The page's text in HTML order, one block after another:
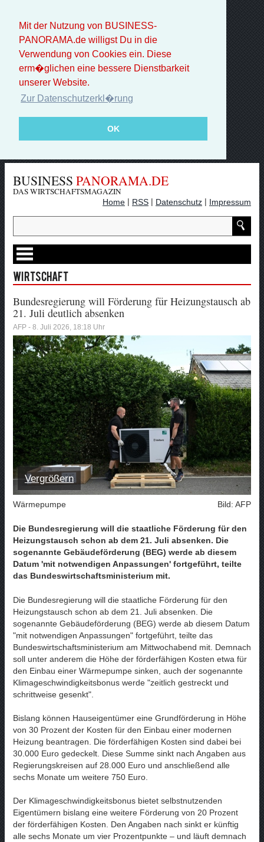
Mit der Nutzung von BUSINESS-
PANORAMA.de willigst Du in die
Verwendung von Cookies ein. Diese
erm�glichen eine bessere Dienstbarkeit
unserer Website.
Zur Datenschutzerkl�rung
OK
BUSINESS PANORAMA.DE
DAS WIRTSCHAFTSMAGAZIN
Home | RSS | Datenschutz | Impressum
Wirtschaft
Bundesregierung will Förderung für Heizungstausch ab
21. Juli deutlich absenken
AFP - 8. Juli 2026, 18:18 Uhr
Vergrößern
Wärmepumpe Bild: AFP
Die Bundesregierung will die staatliche Förderung für den
Heizungstausch schon ab dem 21. Juli absenken. Die
sogenannte Gebäudeförderung (BEG) werde ab diesem
Datum 'mit notwendigen Anpassungen' fortgeführt, teilte
das Bundeswirtschaftsministerium mit.
Die Bundesregierung will die staatliche Förderung für den
Heizungstausch schon ab dem 21. Juli absenken. Die
sogenannte Gebäudeförderung (BEG) werde ab diesem Datum
"mit notwendigen Anpassungen" fortgeführt, teilte das
Bundeswirtschaftsministerium am Mittwochabend mit. Demnach
soll unter anderem die Höhe der förderfähigen Kosten etwa für
den Einbau einer Wärmepumpe sinken, auch der sogenannte
Klimageschwindigkeitsbonus werde "zeitlich gestreckt und
schrittweise gesenkt".
Bislang können Hauseigentümer eine Grundförderung in Höhe
von 30 Prozent der Kosten für den Einbau einer modernen
Heizung beantragen. Die förderfähigen Kosten sind dabei bei
30.000 Euro gedeckelt. Diese Summe sinkt nach Angaben aus
Regierungskreisen auf 28.000 Euro und anschließend alle
sechs Monate um weitere 750 Euro.
Der Klimageschwindigkeitsbonus bietet selbstnutzenden
Eigentümern bislang eine weitere Förderung von 20 Prozent
der förderfähigen Kosten. Den Angaben nach sinkt er künftig
alle sechs Monate um vier Prozentpunkte – und läuft demnach